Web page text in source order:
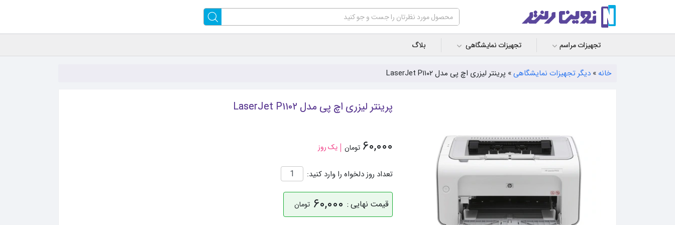
تجهیزات مراسم تجهیزات نمایشگاهی بلاگ
خانه » دیگر تجهیزات نمایشگاهی» پرینتر لیزری اچ پی مدل LaserJet P۱۱۰۲
پرینتر لیزری اچ پی مدل LaserJet P۱۱۰۲
۶۰,۰۰۰ تومان یک روز
تعداد روز دلخواه را وارد کنید:
قیمت نهایی : ۶۰,۰۰۰ تومان